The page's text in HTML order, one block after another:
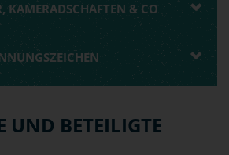
KAMERADSCHAFTEN & CO
UND BETEILIGTE